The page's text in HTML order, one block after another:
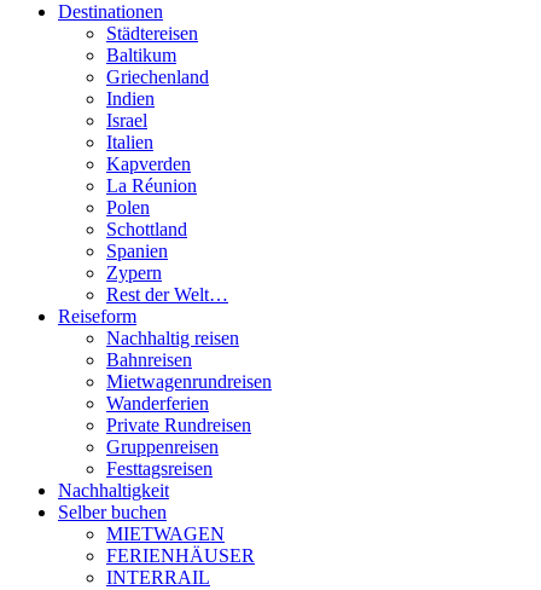
Destinationen
Städtereisen
Baltikum
Griechenland
Indien
Israel
Italien
Kapverden
La Réunion
Polen
Schottland
Spanien
Zypern
Rest der Welt…
Reiseform
Nachhaltig reisen
Bahnreisen
Mietwagenrundreisen
Wanderferien
Private Rundreisen
Gruppenreisen
Festtagsreisen
Nachhaltigkeit
Selber buchen
MIETWAGEN
FERIENHÄUSER
INTERRAIL